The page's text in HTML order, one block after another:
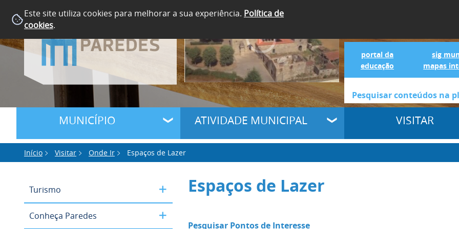
Este site utiliza cookies para melhorar a sua experiência. Política de
cookies.
portal da
educação
sig
mapas
MUNICÍPIO ATIVIDADE MUNICIPAL VISITAR
Início Visitar Onde Ir Espaços de Lazer
Turismo
Conheça Paredes
Espaços de Lazer
Pesquisar Pontos de Interesse